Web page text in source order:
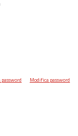
password Modifica password